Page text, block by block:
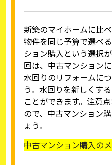
新築のマイホームに比
物件を同じ予算で選べ
ション購入という選択
回は、中古マンション
水回りのリフォームに
う。水回りを新しくす
ことができます。注意
ので、中古マンション
ょう。
中古マンション購入の